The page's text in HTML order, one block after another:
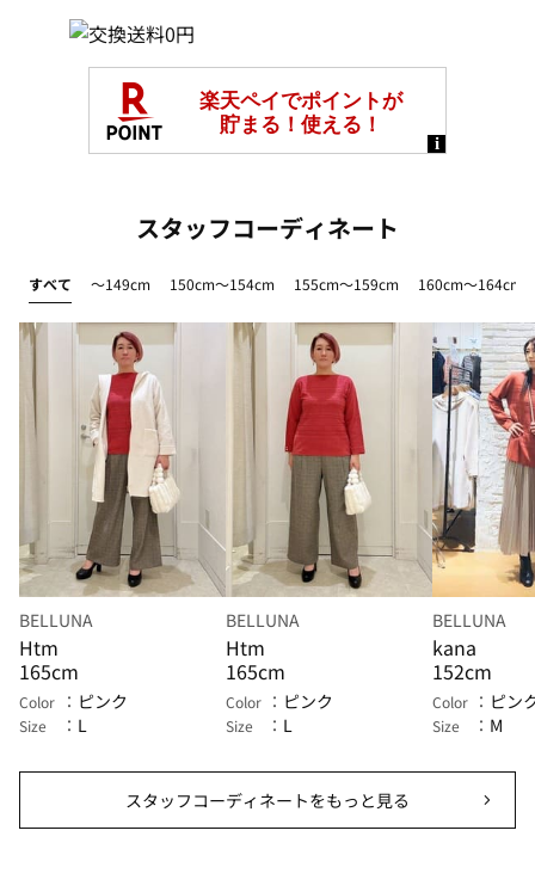
スタッフコーディネート
すべて ～149cm 150cm～154cm 155cm～159cm 160cm～164cm
BELLUNA
Htm
165cm
Color ピンク
Size L
BELLUNA
Htm
165cm
Color ピンク
Size L
BELLUNA
kana
152cm
Color ピン
Size M
スタッフコーディネートをもっと見る